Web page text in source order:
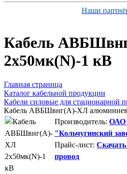
Наши
Кабель
2х50мк(N)-1 кВ
Главная страница
Каталог кабельной продукции
Кабели силовые для стационарной
Кабель АВБШвнг(А)-ХЛ
Производитель: ОАО
"Кольчугинский
Прайс-лист: Скачать
провод